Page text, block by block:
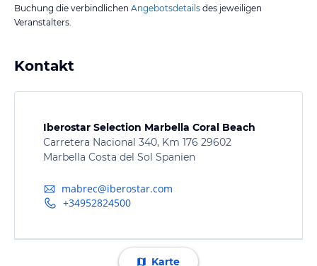
Buchung die verbindlichen Angebotsdetails des jeweiligen
Veranstalters.
Kontakt
Iberostar Selection Marbella Coral Beach
Carretera Nacional 340, Km 176 29602
Marbella Costa del Sol Spanien
mabrec@iberostar.com
+34952824500
Karte